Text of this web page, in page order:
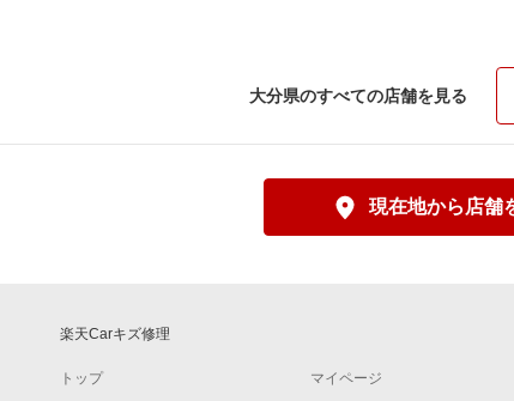
大分県のすべての店舗を見る
現在地から店舗
楽天Carキズ修理
トップ マイページ